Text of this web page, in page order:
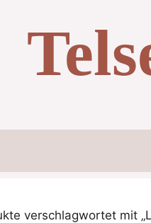
verschlagwortet mit